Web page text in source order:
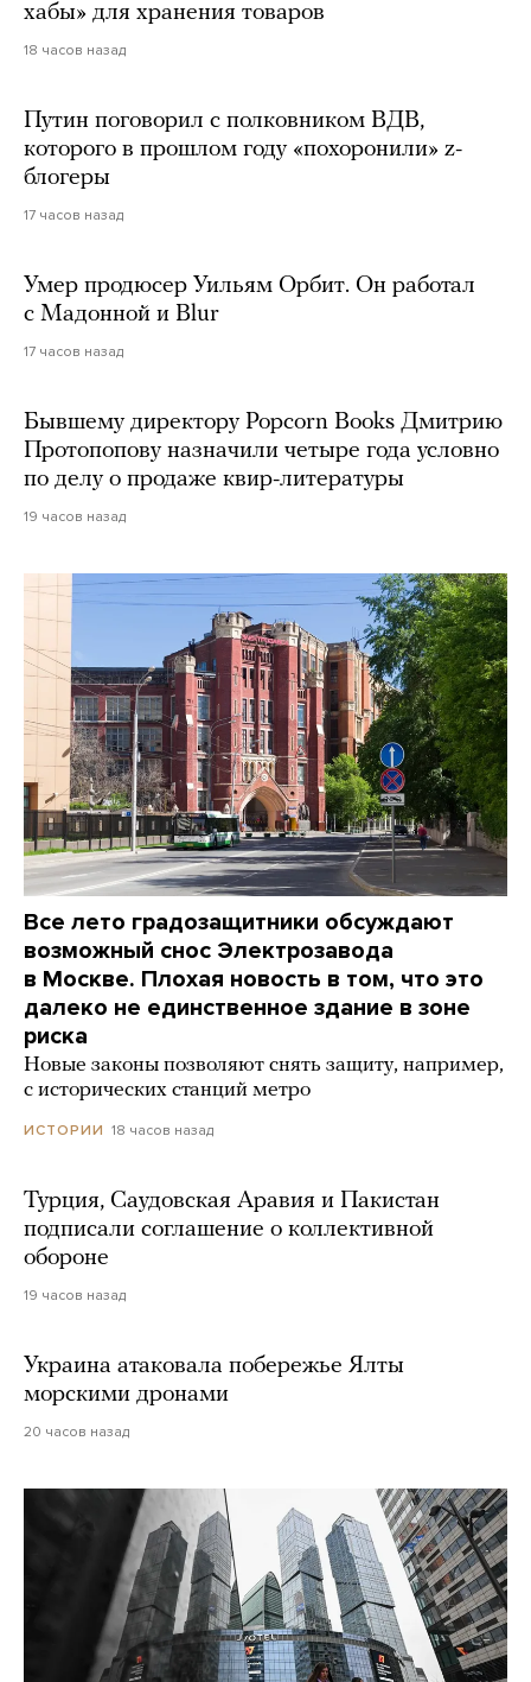
хабы» для хранения товаров
18 часов назад
Путин поговорил с полковником ВДВ,
которого в прошлом году «похоронили» z-
блогеры
17 часов назад
Умер продюсер Уильям Орбит. Он работал
с Мадонной и Blur
17 часов назад
Бывшему директору Popcorn Books Дмитрию
Протопопову назначили четыре года условно
по делу о продаже квир-литературы
19 часов назад
Все лето градозащитники обсуждают
возможный снос Электрозавода
в Москве. Плохая новость в том, что это
далеко не единственное здание в зоне
риска
Новые законы позволяют снять защиту, например,
с исторических станций метро
ИСТОРИИ 18 часов назад
Турция, Саудовская Аравия и Пакистан
подписали соглашение о коллективной
обороне
19 часов назад
Украина атаковала побережье Ялты
морскими дронами
20 часов назад